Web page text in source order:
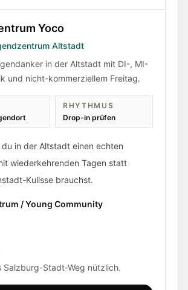
Yoco
Altstadt
in der Altstadt mit DI-, MI-
und nicht-kommerziellem Freitag.
RHYTHMUS
Drop-in prüfen
in der Altstadt einen echten
wiederkehrenden Tagen statt
Kulisse brauchst.
/ Young Community
Salzburg-Stadt-Weg nützlich.